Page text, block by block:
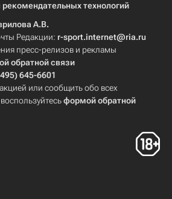
технологий
А.В.
Редакции: r-sport.internet@ria.ru
пресс-релизов и рекламы
обратной связи
645-6601
или сообщить обо всех
формой обратной